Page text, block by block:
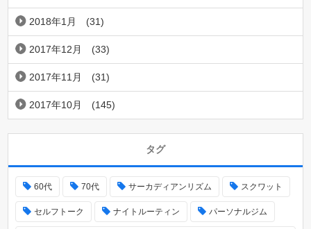
2018年1月 (31)
2017年12月 (33)
2017年11月 (31)
2017年10月 (145)
タグ
60代 70代 サーカディアンリズム スクワット
セルフトーク ナイトルーティン パーソナルジム